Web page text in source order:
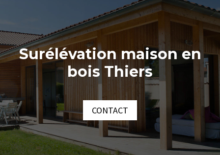
Surélévation maison en
bois Thiers
CONTACT